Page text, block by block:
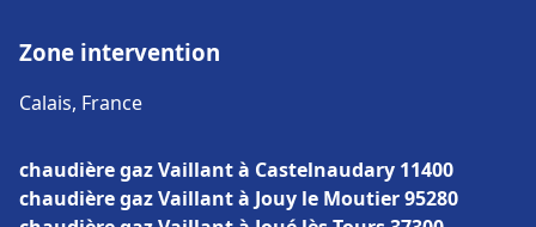
Zone intervention
Calais, France
chaudière gaz Vaillant à Castelnaudary 11400
chaudière gaz Vaillant à Jouy le Moutier 95280